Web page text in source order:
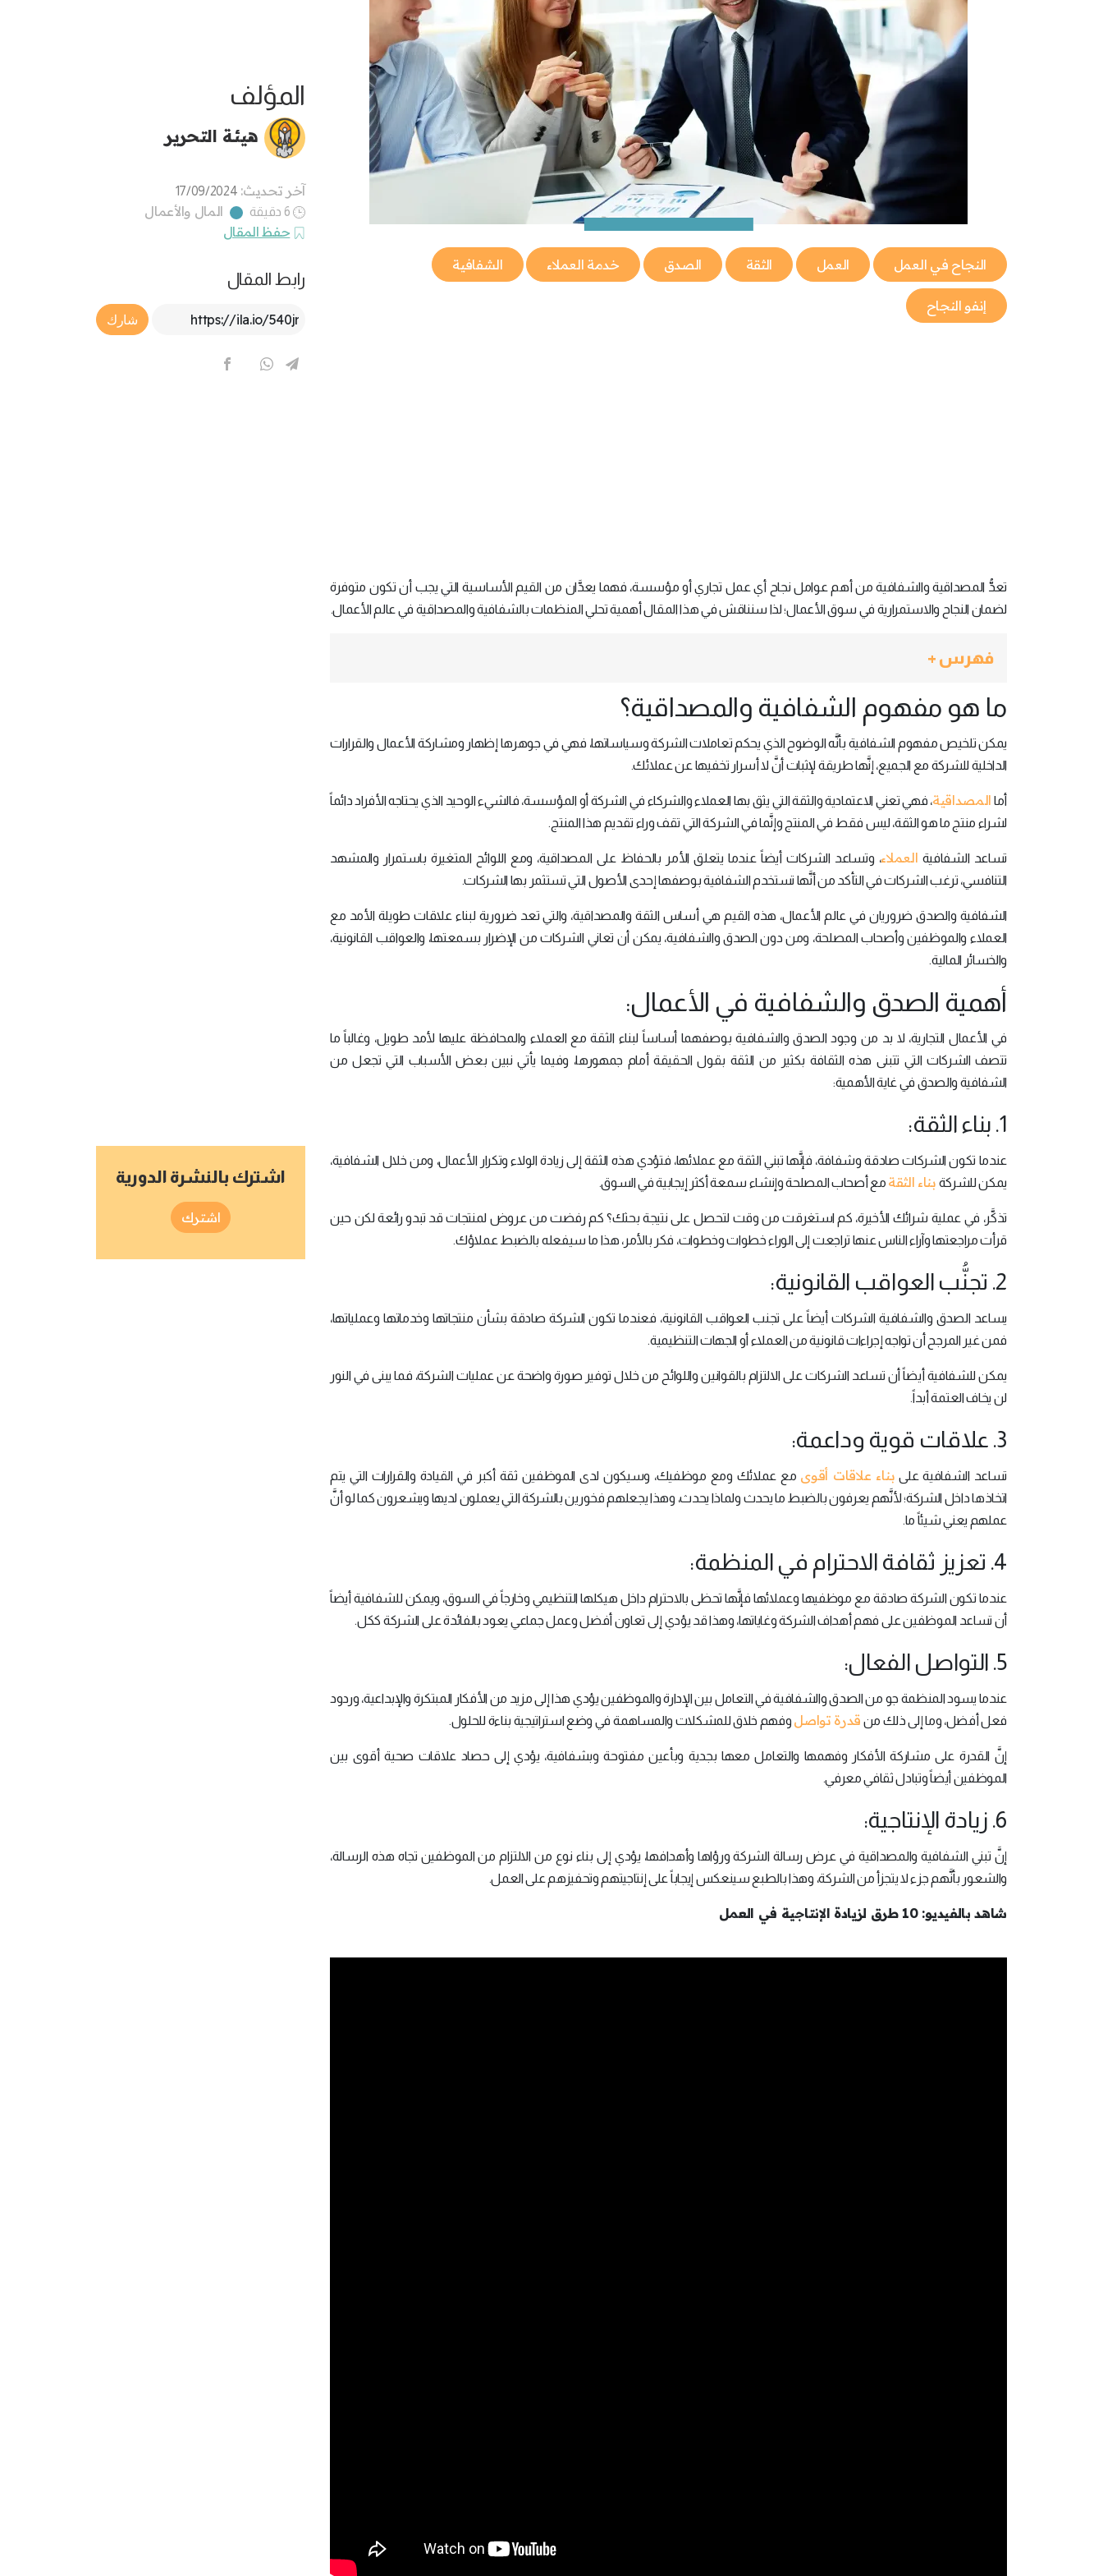
النجاح في العمل العمل الثقة الصدق خدمة العملاء الشفافية
إنفو النجاح
تعدُّ المصداقية والشفافية من أهم عوامل نجاح أي عمل تجاري أو مؤسسة، فهما يعدَّان من القيم الأساسية التي يجب أن تكون متوفرة
لضمان النجاح والاستمرارية في سوق الأعمال؛ لذا سنناقش في هذا المقال أهمية تحلي المنظمات بالشفافية والمصداقية في عالم الأعمال.
المؤلف
هيئة التحرير
آخر تحديث: 17/09/2024
6 دقيقة
المال والأعمال
حفظ المقال
رابط المقال
Article Link
شارك
فهرس +
ما هو مفهوم الشفافية والمصداقية؟
يمكن تلخيص مفهوم الشفافية بأنَّه الوضوح الذي يحكم تعاملات الشركة وسياساتها، فهي في جوهرها إظهار ومشاركة الأعمال والقرارات
الداخلية للشركة مع الجميع، إنَّها طريقة لإثبات أنَّ لا أسرار تخفيها عن عملائك.
أما المصداقية، فهي تعني الاعتمادية والثقة التي يثق بها العملاء والشركاء في الشركة أو المؤسسة، فالشيء الوحيد الذي يحتاجه الأفراد دائماً
لشراء منتج ما هو الثقة، ليس فقط في المنتج وإنَّما في الشركة التي تقف وراء تقديم هذا المنتج.
تساعد الشفافية العملاء، وتساعد الشركات أيضاً عندما يتعلق الأمر بالحفاظ على المصداقية، ومع اللوائح المتغيرة باستمرار والمشهد
التنافسي، ترغب الشركات في التأكد من أنَّها تستخدم الشفافية بوصفها إحدى الأصول التي تستثمر بها الشركات.
الشفافية والصدق ضروريان في عالم الأعمال، هذه القيم هي أساس الثقة والمصداقية، والتي تعد ضرورية لبناء علاقات طويلة الأمد مع
العملاء والموظفين وأصحاب المصلحة، ومن دون الصدق والشفافية، يمكن أن تعاني الشركات من الإضرار بسمعتها، والعواقب القانونية،
والخسائر المالية.
أهمية الصدق والشفافية في الأعمال:
في الأعمال التجارية، لا بد من وجود الصدق والشفافية بوصفهما أساساً لبناء الثقة مع العملاء والمحافظة عليها لأمد طويل، وغالباً ما
تتصف الشركات التي تتبنى هذه الثقافة بكثير من الثقة بقول الحقيقة أمام جمهورها، وفيما يأتي نبين بعض الأسباب التي تجعل من
الشفافية والصدق في غاية الأهمية:
1. بناء الثقة:
عندما تكون الشركات صادقة وشفافة، فإنَّها تبني الثقة مع عملائها، فتؤدي هذه الثقة إلى زيادة الولاء وتكرار الأعمال، ومن خلال الشفافية،
يمكن للشركة بناء الثقة مع أصحاب المصلحة وإنشاء سمعة أكثر إيجابية في السوق.
تذكَّر، في عملية شرائك الأخيرة، كم استغرقت من وقت لتحصل على نتيجة بحثك؟ كم رفضت من عروض لمنتجات قد تبدو رائعة لكن حين
قرأت مراجعتها وآراء الناس عنها تراجعت إلى الوراء خطوات وخطوات، فكر بالأمر، هذا ما سيفعله بالضبط عملاؤك.
2. تجنُّب العواقب القانونية:
يساعد الصدق والشفافية الشركات أيضاً على تجنب العواقب القانونية، فعندما تكون الشركة صادقة بشأن منتجاتها وخدماتها وعملياتها،
فمن غير المرجح أن تواجه إجراءات قانونية من العملاء أو الجهات التنظيمية.
يمكن للشفافية أيضاً أن تساعد الشركات على الالتزام بالقوانين واللوائح من خلال توفير صورة واضحة عن عمليات الشركة، فما يبنى في النور
لن يخاف العتمة أبداً.
3. علاقات قوية وداعمة:
تساعد الشفافية على بناء علاقات أقوى مع عملائك ومع موظفيك، وسيكون لدى الموظفين ثقة أكبر في القيادة والقرارات التي يتم
اتخاذها داخل الشركة؛ لأنَّهم يعرفون بالضبط ما يحدث ولماذا يحدث، وهذا يجعلهم فخورين بالشركة التي يعملون لديها ويشعرون كما لو أنَّ
عملهم يعني شيئاً ما.
4. تعزيز ثقافة الاحترام في المنظمة:
عندما تكون الشركة صادقة مع موظفيها وعملائها فإنَّها تحظى بالاحترام داخل هيكلها التنظيمي وخارجاً في السوق، ويمكن للشفافية أيضاً
أن تساعد الموظفين على فهم أهداف الشركة وغاياتها، وهذا قد يؤدي إلى تعاون أفضل وعمل جماعي يعود بالفائدة على الشركة ككل.
5. التواصل الفعال:
عندما يسود المنظمة جو من الصدق والشفافية في التعامل بين الإدارة والموظفين يؤدي هذا إلى مزيد من الأفكار المبتكرة والإبداعية، وردود
فعل أفضل، وما إلى ذلك من قدرة تواصل وفهم خلاق للمشكلات والمساهمة في وضع استراتيجية بناءة للحلول.
إنَّ القدرة على مشاركة الأفكار وفهمها والتعامل معها بجدية وبأعين مفتوحة وبشفافية، يؤدي إلى حصاد علاقات صحية أقوى بين
الموظفين أيضاً وتبادل ثقافي معرفي.
6. زيادة الإنتاجية:
إنَّ تبني الشفافية والمصداقية في عرض رسالة الشركة ورؤاها وأهدافها، يؤدي إلى بناء نوع من الالتزام من الموظفين تجاه هذه الرسالة،
والشعور بأنَّهم جزء لا يتجزأ من الشركة، وهذا بالطبع سينعكس إيجاباً على إنتاجيتهم وتحفيزهم على العمل.
شاهد بالفيديو: 10 طرق لزيادة الإنتاجية في العمل
اشترك بالنشرة الدورية
اشترك